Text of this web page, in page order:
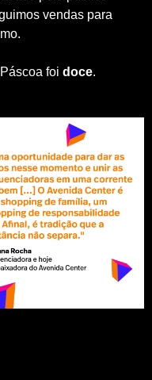
vendas para
foi doce.